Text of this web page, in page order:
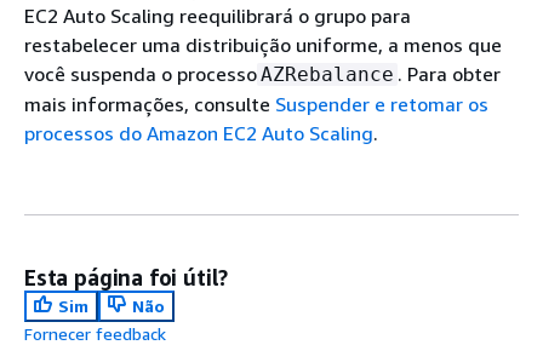
EC2 Auto Scaling reequilibrará o grupo para
restabelecer uma distribuição uniforme, a menos que
você suspenda o processoAZRebalance . Para obter
mais informações, consulte Suspender e retomar os
processos do Amazon EC2 Auto Scaling.
Esta página foi útil?
Sim
Não
Fornecer feedback